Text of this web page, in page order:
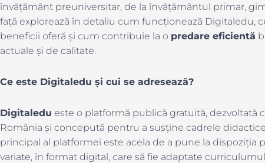
învățământ preuniversitar, de la învățământul primar,
față explorează în detaliu cum funcționează Digitaledu,
beneficii oferă și cum contribuie la o predare eficientă
actuale și de calitate.
Ce este Digitaledu și cui se adresează?
Digitaledu este o platformă publică gratuită,
România și concepută pentru a susține cadrele
principal al platformei este acela de a pune la dispoziția
variate, în format digital, care să fie adaptate